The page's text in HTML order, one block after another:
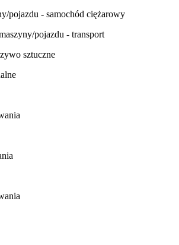
pojazdu - samochód ciężarowy
pojazdu - transport
sztuczne